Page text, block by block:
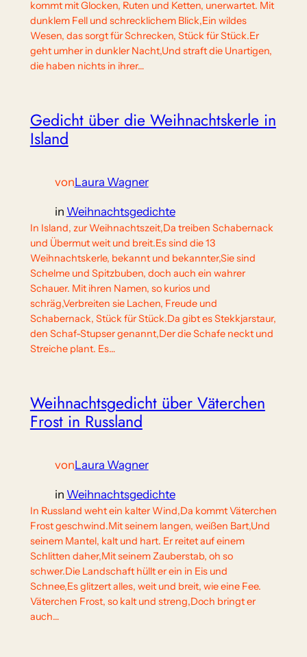
kommt mit Glocken, Ruten und Ketten, unerwartet. Mit
dunklem Fell und schrecklichem Blick,Ein wildes
Wesen, das sorgt für Schrecken, Stück für Stück.Er
geht umher in dunkler Nacht,Und straft die Unartigen,
die haben nichts in ihrer…
Gedicht über die Weihnachtskerle in
Island
vonLaura Wagner
in Weihnachtsgedichte
In Island, zur Weihnachtszeit,Da treiben Schabernack
und Übermut weit und breit.Es sind die 13
Weihnachtskerle, bekannt und bekannter,Sie sind
Schelme und Spitzbuben, doch auch ein wahrer
Schauer. Mit ihren Namen, so kurios und
schräg,Verbreiten sie Lachen, Freude und
Schabernack, Stück für Stück.Da gibt es Stekkjarstaur,
den Schaf-Stupser genannt,Der die Schafe neckt und
Streiche plant. Es…
Weihnachtsgedicht über Väterchen
Frost in Russland
vonLaura Wagner
in Weihnachtsgedichte
In Russland weht ein kalter Wind,Da kommt Väterchen
Frost geschwind.Mit seinem langen, weißen Bart,Und
seinem Mantel, kalt und hart. Er reitet auf einem
Schlitten daher,Mit seinem Zauberstab, oh so
schwer.Die Landschaft hüllt er ein in Eis und
Schnee,Es glitzert alles, weit und breit, wie eine Fee.
Väterchen Frost, so kalt und streng,Doch bringt er
auch…